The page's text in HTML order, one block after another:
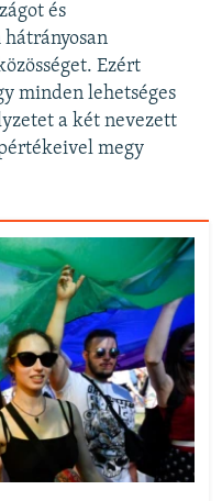
és
hátrányosan
Ezért
minden lehetséges
a két nevezett
megy